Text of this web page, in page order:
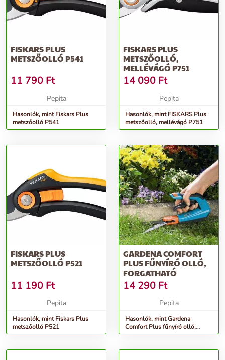
FISKARS PLUS
METSZŐOLLÓ P541
11 790 Ft
Pepita
Hasonlók, mint Fiskars Plus
metszőolló P541
FISKARS PLUS
METSZŐOLLÓ,
MELLÉVÁGÓ P751
14 090 Ft
Pepita
Hasonlók, mint FISKARS Plus
metszőolló, mellévágó P751
FISKARS PLUS
METSZŐOLLÓ P521
11 190 Ft
Pepita
Hasonlók, mint Fiskars Plus
metszőolló P521
GARDENA COMFORT
PLUS FŰNYÍRÓ OLLÓ,
FORGATHATÓ
14 290 Ft
Pepita
Hasonlók, mint Gardena
Comfort Plus fűnyíró olló,
forgatható